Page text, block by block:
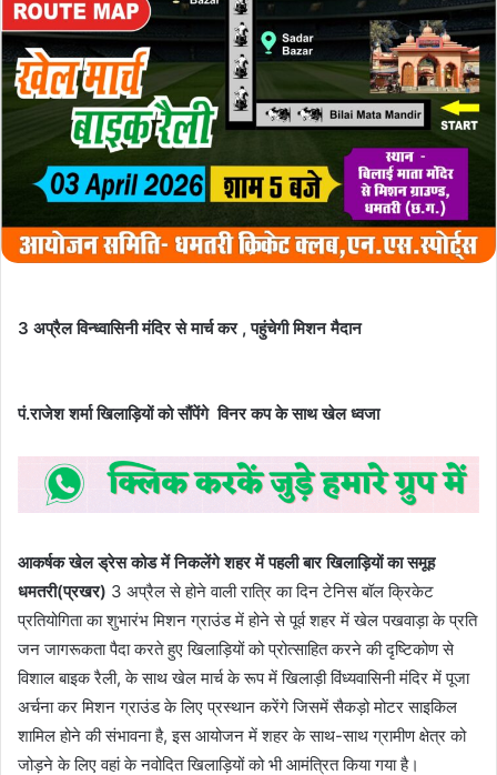
3 अप्रैल विन्ध्वासिनी मंदिर से मार्च कर , पहुंचेगी मिशन मैदान
पं.राजेश शर्मा खिलाड़ियों को सौंपेंगे विनर कप के साथ खेल ध्वजा
आकर्षक खेल ड्रेस कोड में निकलेंगे शहर में पहली बार खिलाड़ियों का समूह
धमतरी(प्रखर) 3 अप्रैल से होने वाली रात्रि का दिन टेनिस बॉल क्रिकेट
प्रतियोगिता का शुभारंभ मिशन ग्राउंड में होने से पूर्व शहर में खेल पखवाड़ा के प्रति
जन जागरूकता पैदा करते हुए खिलाड़ियों को प्रोत्साहित करने की दृष्टिकोण से
विशाल बाइक रैली, के साथ खेल मार्च के रूप में खिलाड़ी विंध्यवासिनी मंदिर में पूजा
अर्चना कर मिशन ग्राउंड के लिए प्रस्थान करेंगे जिसमें सैकड़ो मोटर साइकिल
शामिल होने की संभावना है, इस आयोजन में शहर के साथ-साथ ग्रामीण क्षेत्र को
जोड़ने के लिए वहां के नवोदित खिलाड़ियों को भी आमंत्रित किया गया है।